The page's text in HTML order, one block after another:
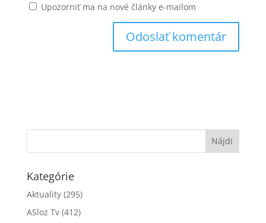
Upozorniť ma na nové články e-mailom
Kategórie
Aktuality(295)
ASloz Tv(412)